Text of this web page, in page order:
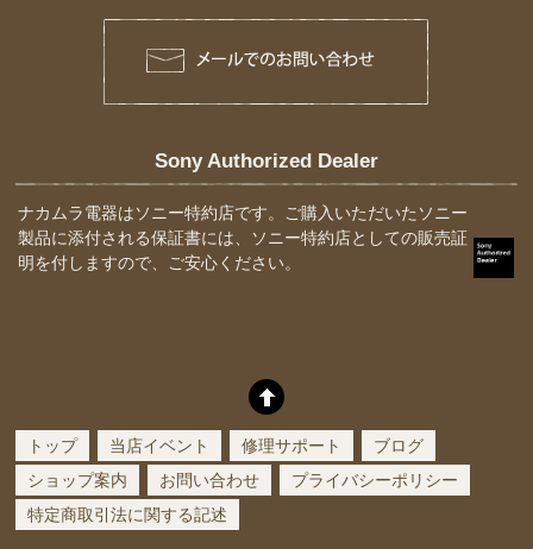
Sony Authorized Dealer
ナカムラ電器はソニー特約店です。ご購入いただいたソニー
製品に添付される保証書には、ソニー特約店としての販売証
明を付しますので、ご安心ください。
トップ 当店イベント 修理サポート
ブログ
ショップ案内
お問い合わせ
プライバシーポリシー
特定商取引法に関する記述